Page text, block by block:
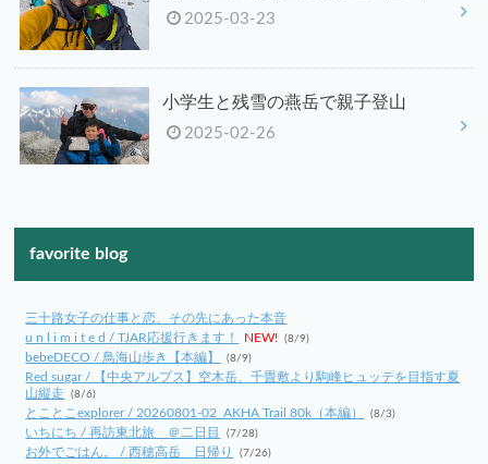
2025-03-23
小学生と残雪の燕岳で親子登山
2025-02-26
favorite blog
三十路女子の仕事と恋、その先にあった本音
u n l i m i t e d / TJAR応援行きます！
NEW! (8/9)
bebeDECO / 鳥海山歩き【本編】 (8/9)
Red sugar / 【中央アルプス】空木岳、千畳敷より駒峰ヒュッテを目指す夏
山縦走
(8/6)
とことこexplorer / 20260801-02_AKHA Trail 80k（本編） (8/3)
いちにち / 再訪東北旅 ＠二日目 (7/28)
お外でごはん。 / 西穂高岳 日帰り (7/26)